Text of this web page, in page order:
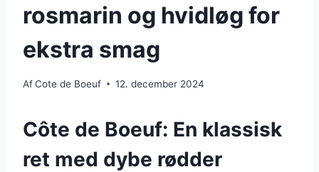
rosmarin og hvidløg for
ekstra smag
AfCote de Boeuf 12. december 2024
Côte de Boeuf: En klassisk
ret med dybe rødder